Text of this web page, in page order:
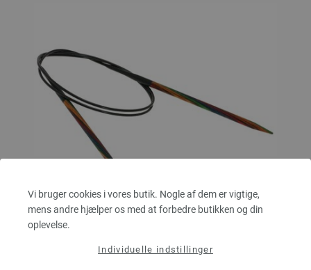
Vi bruger cookies i vores butik. Nogle af dem er vigtige,
mens andre hjælper os med at forbedre butikken og din
oplevelse.
Individuelle indstillinger